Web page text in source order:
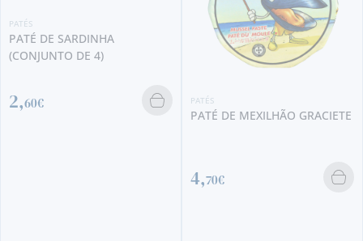
PATÉS
PATÉ DE SARDINHA
(CONJUNTO DE 4)
2,60€ PATÉS
PATÉ DE MEXILHÃO GRACIETE
4,70€